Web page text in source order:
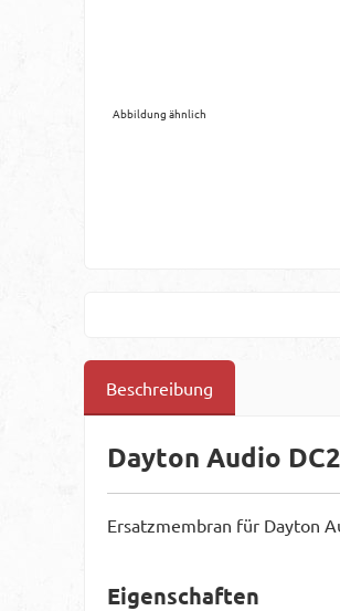
Abbildung ähnlich
Beschreibung
Dayton Audio
Ersatzmembran für Dayton
Eigenschaften